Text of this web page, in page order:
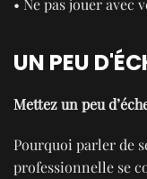
• Ne pas jouer avec
UN PEU
Mettez un peu
Pourquoi parler de
professionnelle se